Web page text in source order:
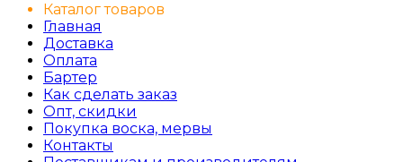
Каталог товаров
Главная
Доставка
Оплата
Бартер
Как сделать заказ
Опт, скидки
Покупка воска, мервы
Контакты